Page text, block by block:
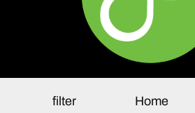
filter Home